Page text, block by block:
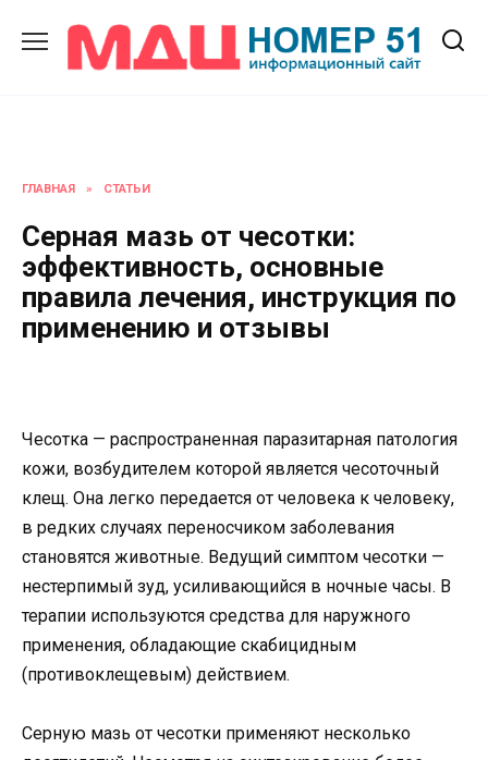
содержанию
ГЛАВНАЯ » СТАТЬИ
Серная мазь от чесотки:
эффективность, основные
правила лечения, инструкция по
применению и отзывы
Чесотка — распространенная паразитарная патология
кожи, возбудителем которой является чесоточный
клещ. Она легко передается от человека к человеку,
в редких случаях переносчиком заболевания
становятся животные. Ведущий симптом чесотки —
нестерпимый зуд, усиливающийся в ночные часы. В
терапии используются средства для наружного
применения, обладающие скабицидным
(противоклещевым) действием.
Серную мазь от чесотки применяют несколько